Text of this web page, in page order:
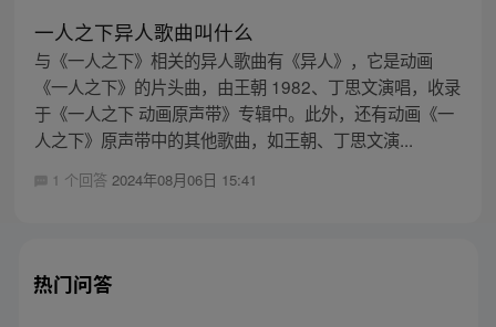
一人之下异人歌曲叫什么
与《一人之下》相关的异人歌曲有《异人》，它是动画
《一人之下》的片头曲，由王朝 1982、丁思文演唱，收录
于《一人之下 动画原声带》专辑中。此外，还有动画《一
人之下》原声带中的其他歌曲，如王朝、丁思文演...
1 个回答 2024年08月06日 15:41
热门问答